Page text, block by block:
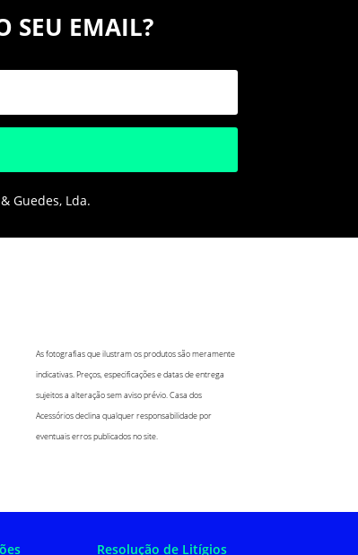
SEU EMAIL?
Guedes, Lda.
As fotografias que ilustram os produtos são meramente
indicativas. Preços, especificações e datas de entrega
sujeitos a alteração sem aviso prévio. Casa dos
Acessórios declina qualquer responsabilidade por
eventuais erros publicados no site.
Resolução de Litígios